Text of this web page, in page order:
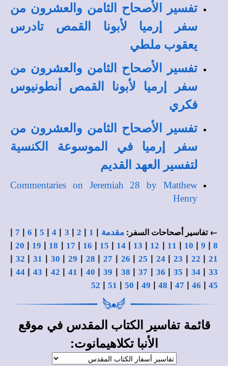
تفسير الأصحاح الثامن والعشرون من
سفر إرميا لأبونا القمص تادرس
يعقوب ملطي
تفسير الأصحاح الثامن والعشرون من
سفر إرميا لأبونا القمص أنطونيوس
فكري
تفسير الأصحاح الثامن والعشرون من
سفر إرميا في الموسوعة الكنسية
لتفسير العهد القديم
Commentaries on Jeremiah 28 by Matthew
Henry
← تفاسير أصحاحات السفر:مقدمة |
1
|
2
|
3
|
4
|
5
|
6
|
7
|
8
|
9
|
10
|
11
|
12
|
13
|
14
|
15
|
16
|
17
|
18
|
19
|
20
|
21
|
22
|
23
|
24
|
25
|
26
|
27
|
28
|
29
|
30
|
31
|
32
|
33
|
34
|
35
|
36
|
37
|
38
|
39
|
40
|
41
|
42
|
43
|
44
|
45
|
46
|
47
|
48
|
49
|
50
|
51
|
52
قائمةتفاسير الكتاب المقدس في موقع
الأنبا تكلاهيمانوت: